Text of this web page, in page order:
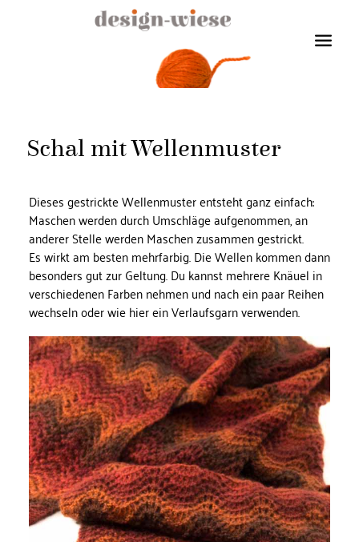
Schal mit Wellenmuster
Dieses gestrickte Wellenmuster entsteht ganz einfach:
Maschen werden durch Umschläge aufgenommen, an
anderer Stelle werden Maschen zusammen gestrickt.
Es wirkt am besten mehrfarbig. Die Wellen kommen dann
besonders gut zur Geltung. Du kannst mehrere Knäuel in
verschiedenen Farben nehmen und nach ein paar Reihen
wechseln oder wie hier ein Verlaufsgarn verwenden.